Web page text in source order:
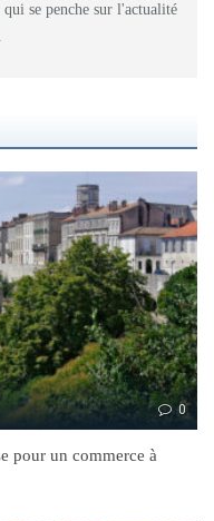
se penche sur l'actualité
0
pour un commerce à